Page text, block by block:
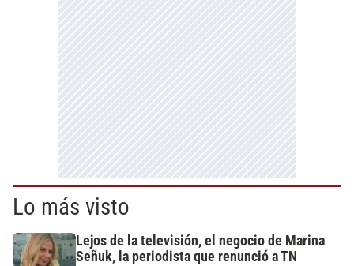
Lo más visto
Lejos de la televisión, el negocio de Marina
Señuk, la periodista que renunció a TN